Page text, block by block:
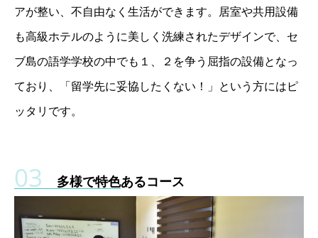
アが整い、不自由なく生活ができます。居室や共用設備
も高級ホテルのように美しく洗練されたデザインで、セ
ブ島の語学学校の中でも１、２を争う屈指の設備となっ
ており、「留学先に妥協したくない！」という方にはピ
ッタリです。
多様で特色あるコース